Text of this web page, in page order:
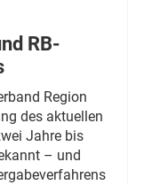
RB-
Region
des aktuellen
Jahre bis
– und